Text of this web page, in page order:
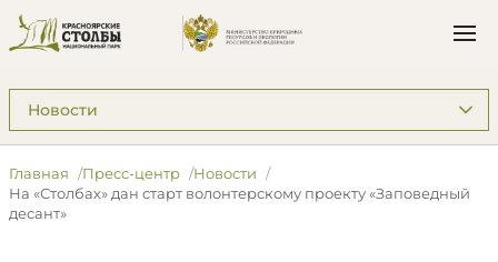
Подразделы: Пресс-центр
Главная Пресс-центр
Новости
На «Столбах» дан старт волонтерскому проекту «Заповедный
десант»